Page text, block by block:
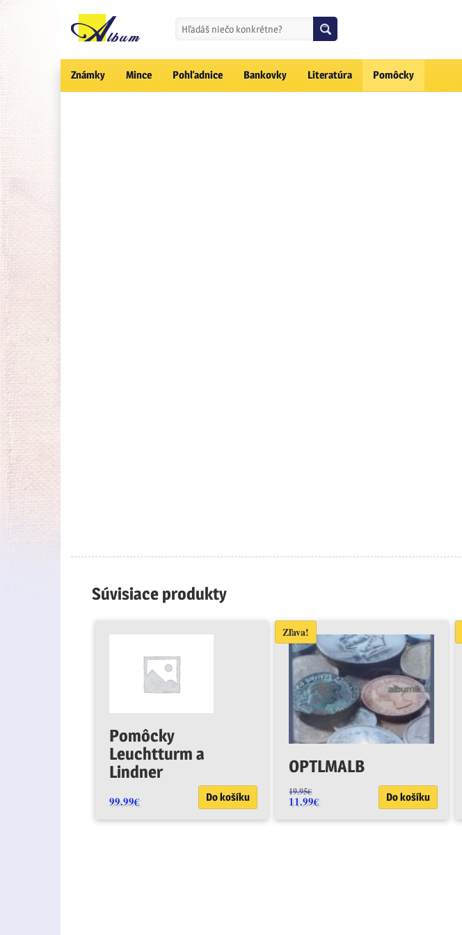
Známky Mince Pohľadnice Bankovky Literatúra Pomôcky
Súvisiace produkty
Pomôcky
Leuchtturm a
Lindner
99.99€ Do košíku
Zľava!
OPTLMALB
19.95€
11.99€ Do košíku